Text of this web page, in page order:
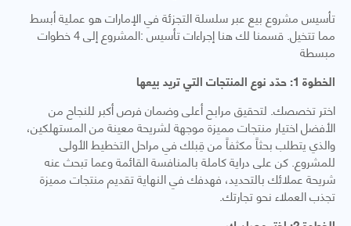
تأسيس مشروع بيع عبر سلسلة التجزئة في الإمارات هو عملية أبسط
مما تتخيل. قسمنا لك هنا إجراءات تأسيس :المشروع إلى 4 خطوات
مبسطة
الخطوة 1: حدّد نوع المنتجات التي تريد بيعها
اختر تخصصك. لتحقيق مرابح أعلى وضمان فرص أكبر للنجاح من
الأفضل اختيار منتجات مميزة موجهة لشريحة معينة من المستهلكين،
والذي يتطلب بحثاً مكثفاً من قِبلك في مراحل التخطيط الأولى
للمشروع. كن على دراية كاملة بالمنافسة القائمة وعما تبحث عنه
شريحة عملائك بالتحديد، فهدفك في النهاية تقديم منتجات مميزة
تجذب العملاء نحو تجارتك.